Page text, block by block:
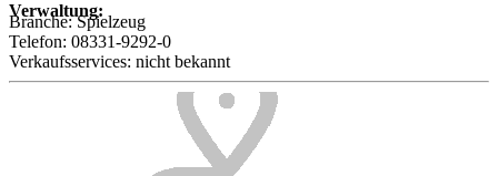
Verwaltung:
Branche:Spielzeug
Telefon: 08331-9292-0
Verkaufsservices: nicht bekannt